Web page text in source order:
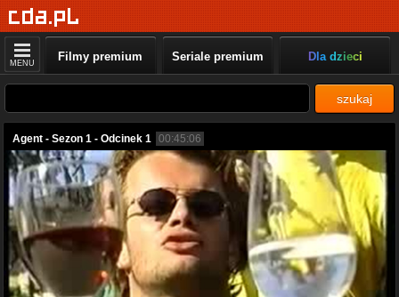
MENU Filmy premium Seriale premium Dla dzieci
szukaj
Agent - Sezon 1 - Odcinek 1 00:45:06